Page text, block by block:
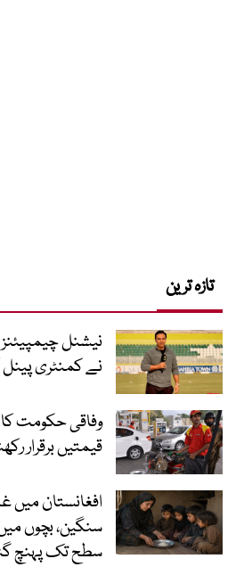
تازہ ترین
نے کمنٹری پینل
وفاقی حکومت
قیمتیں برقرار
افغانستان میں
سنگین، بچوں
سطح تک پہنچ